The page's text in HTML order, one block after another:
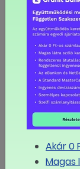
8,6
Fővárosi
8,6
Akár 0
Magas